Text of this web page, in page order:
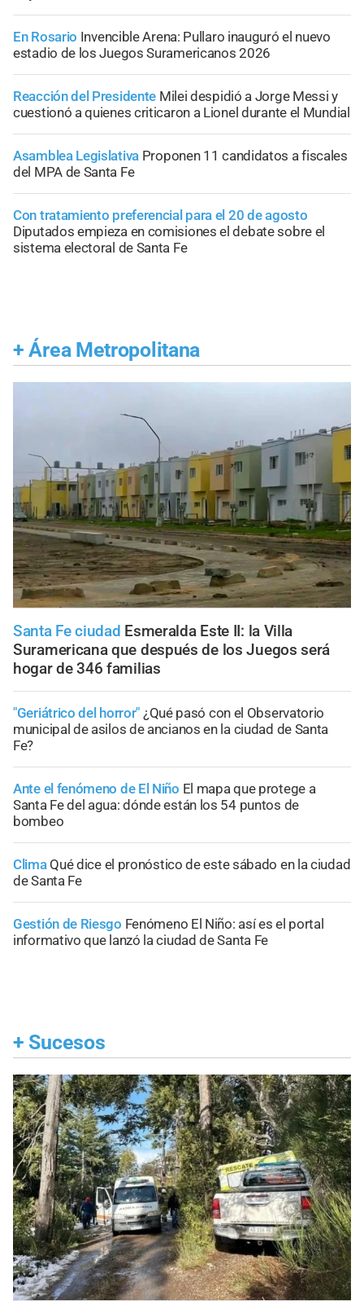
En Rosario Invencible Arena: Pullaro inauguró el nuevo
estadio de los Juegos Suramericanos 2026
Reacción del Presidente Milei despidió a Jorge Messi y
cuestionó a quienes criticaron a Lionel durante el Mundial
Asamblea Legislativa Proponen 11 candidatos a fiscales
del MPA de Santa Fe
Con tratamiento preferencial para el 20 de agosto
Diputados empieza en comisiones el debate sobre el
sistema electoral de Santa Fe
+ Área Metropolitana
Santa Fe ciudad Esmeralda Este II: la Villa
Suramericana que después de los Juegos será
hogar de 346 familias
"Geriátrico del horror" ¿Qué pasó con el Observatorio
municipal de asilos de ancianos en la ciudad de Santa
Fe?
Ante el fenómeno de El Niño El mapa que protege a
Santa Fe del agua: dónde están los 54 puntos de
bombeo
Clima Qué dice el pronóstico de este sábado en la ciudad
de Santa Fe
Gestión de Riesgo Fenómeno El Niño: así es el portal
informativo que lanzó la ciudad de Santa Fe
+ Sucesos